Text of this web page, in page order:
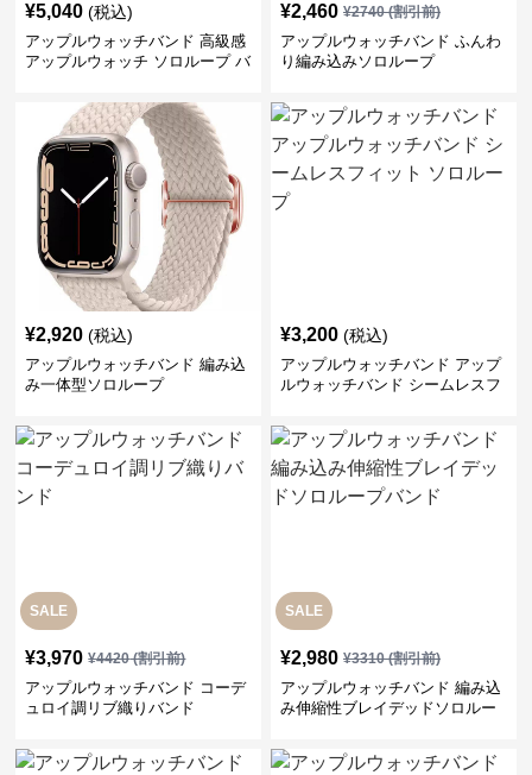
¥5,040 (税込)
アップルウォッチバンド 高級感
アップルウォッチ ソロループ バ
¥2,460 ¥2740(割引前)
アップルウォッチバンド ふんわ
り編み込みソロループ
¥2,920 (税込)
アップルウォッチバンド 編み込
み一体型ソロループ
¥3,200 (税込)
アップルウォッチバンド アップ
ルウォッチバンド シームレスフ
SALE
¥3,970 ¥4420(割引前)
アップルウォッチバンド コーデ
ュロイ調リブ織りバンド
SALE
¥2,980 ¥3310(割引前)
アップルウォッチバンド 編み込
み伸縮性ブレイデッドソロルー